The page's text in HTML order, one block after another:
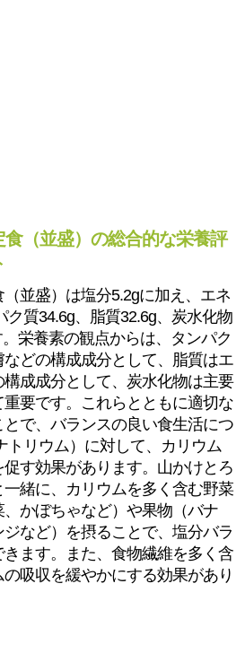
（並盛）の総合的な栄養評
並盛）は塩分5.2gに加え、エネ
ク質34.6g、脂質32.6g、炭水化物
栄養素の観点からは、タンパク
どの構成成分として、脂質はエ
成成分として、炭水化物は主要
要です。これらとともに適切な
で、バランスの良い食生活につ
トリウム）に対して、カリウム
す効果があります。山かけとろ
緒に、カリウムを多く含む野菜
、かぼちゃなど）や果物（バナ
など）を摂ることで、塩分バラ
ます。また、食物繊維を多く含
吸収を緩やかにする効果があり